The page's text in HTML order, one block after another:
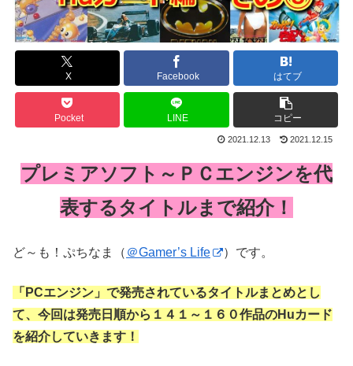
X Facebook はてブ
Pocket LINE コピー
2021.12.13 2021.12.15
プレミアソフト～ＰＣエンジンを代
表するタイトルまで紹介！
ど～も！ぷちなま（ ＠Gamer’s Life ）です。
「PCエンジン」で発売されているタイトルまとめとし
て、 今回は発売日順から１４１～１６０作品のHuカード
を紹介していきます！